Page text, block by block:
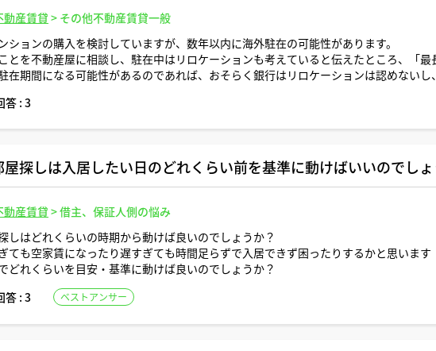
動産賃貸 > その他不動産賃貸一般
ションの購入を検討していますが、数年以内に海外駐在の可能性があります。
とを不動産屋に相談し、駐在中はリロケーションも考えていると伝えたところ、「最
在期間になる可能性があるのであれば、おそらく銀行はリロケーションは認めないし
指示してくるので諦めた方がよい。銀行に無断でリロケーションを行うのは、一括返
め、リロケーションを行っているケースの方が圧倒的に多い。」と言われました。
の見解を信用すべきでしょうか。
答 : 3
屋探しは入居したい日のどれくらい前を基準に動けばいいのでしょ
動産賃貸 >借主、保証人側の悩み
しはどれくらいの時期から動けば良いのでしょうか？
ても空家賃になったり遅すぎても時間足らずで入居できず困ったりするかと思います
どれくらいを目安・基準に動けば良いのでしょうか？
答 : 3
ベストアンサー